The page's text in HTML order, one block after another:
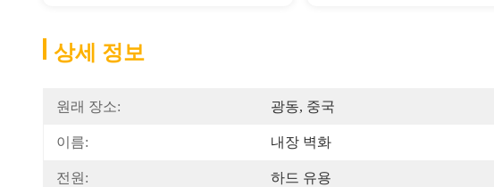
상세 정보
원래 장소: 광동, 중국
이름: 내장 벽화
전원: 하드 유용